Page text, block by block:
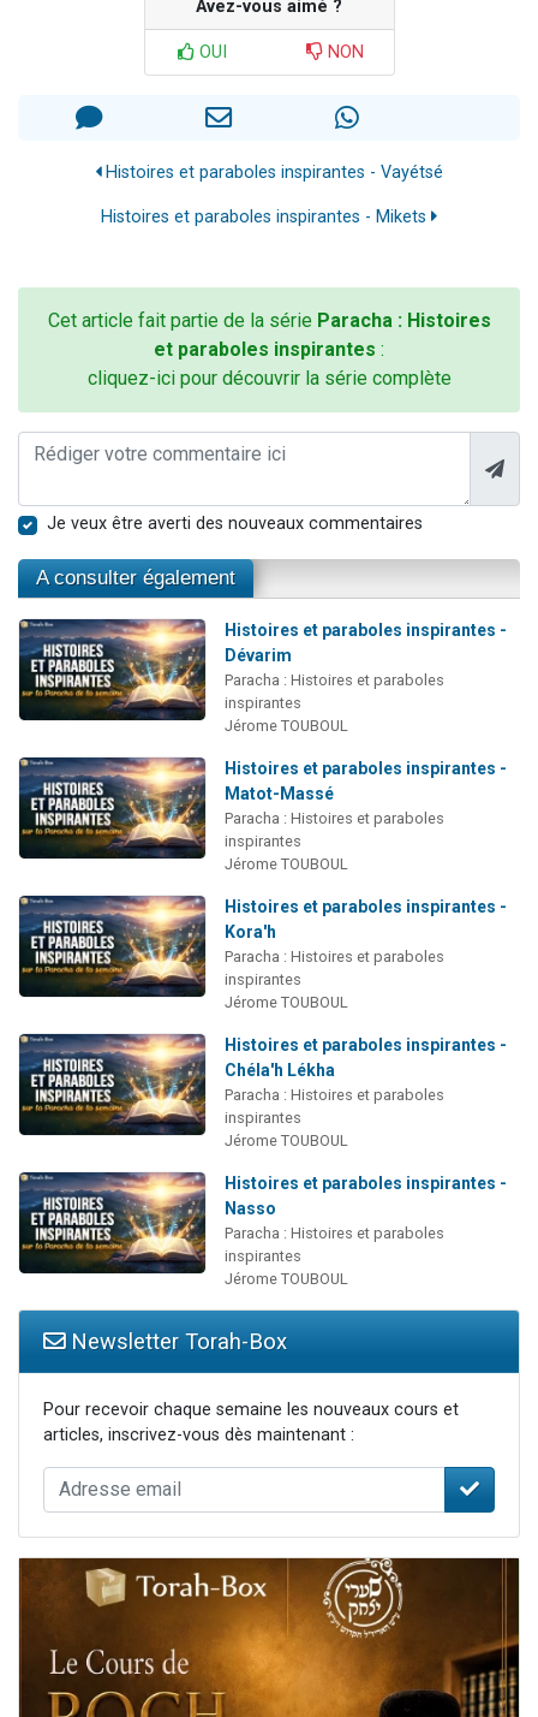
Avez-vous aimé ?
OUI NON
Histoires et paraboles inspirantes - Vayétsé
Histoires et paraboles inspirantes - Mikets
Cet article fait partie de la série Paracha : Histoires
et paraboles inspirantes :
cliquez-ici pour découvrir la série complète
Je veux être averti des nouveaux commentaires
A consulter également
Histoires et paraboles inspirantes -
Dévarim
Paracha : Histoires et paraboles
inspirantes
Jérome TOUBOUL
Histoires et paraboles inspirantes -
Matot-Massé
Paracha : Histoires et paraboles
inspirantes
Jérome TOUBOUL
Histoires et paraboles inspirantes -
Kora'h
Paracha : Histoires et paraboles
inspirantes
Jérome TOUBOUL
Histoires et paraboles inspirantes -
Chéla'h Lékha
Paracha : Histoires et paraboles
inspirantes
Jérome TOUBOUL
Histoires et paraboles inspirantes -
Nasso
Paracha : Histoires et paraboles
inspirantes
Jérome TOUBOUL
Newsletter Torah-Box
Pour recevoir chaque semaine les nouveaux cours et
articles, inscrivez-vous dès maintenant :